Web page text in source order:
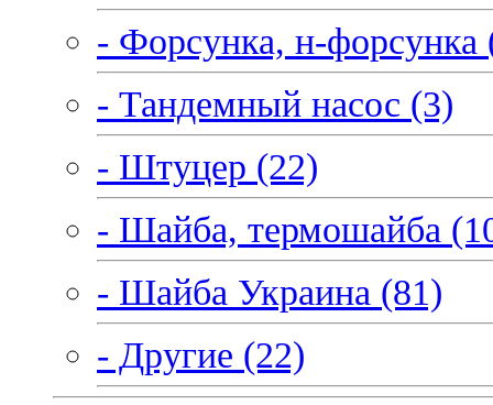
- Форсунка, н-форсунка
- Тандемный насос (3)
- Штуцер (22)
- Шайба, термошайба
- Шайба Украина (81)
- Другие (22)